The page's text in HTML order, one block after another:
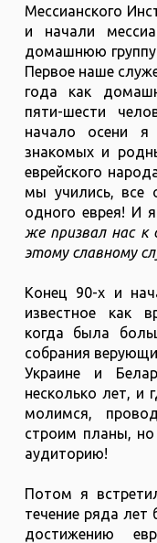
Мессианского
и начали
домашнюю группу
Первое наше
года как
пяти-шести
начало осени
знакомых и
еврейского
мы учились, все
одного еврея! И
же призвал нас к
этому славному
Конец 90-х и
известное как
когда была
собрания
Украине и
несколько лет, и
молимся,
строим планы,
аудиторию!
Потом я
течение ряда
достижению